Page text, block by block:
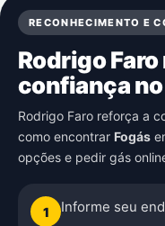
RECONHECIMENTO E
Rodrigo
confiança no
Rodrigo Faro reforça a
como encontrar Fogás
opções e pedir gás
1 Informe seu